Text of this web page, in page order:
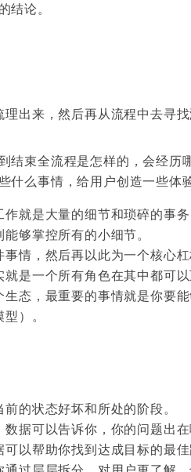
结论。
出来，然后再从流程中去寻找
结束全流程是怎样的，会经历
什么事情，给用户创造一些体
就是大量的细节和琐碎的事
够掌控所有的小细节。
情，然后再以此为一个核心
是一个所有角色在其中都可
态，最重要的事情就是你要
）。
的状态好坏和所处的阶段。
据可以告诉你，你的问题出在
以帮助你找到达成目标的最佳